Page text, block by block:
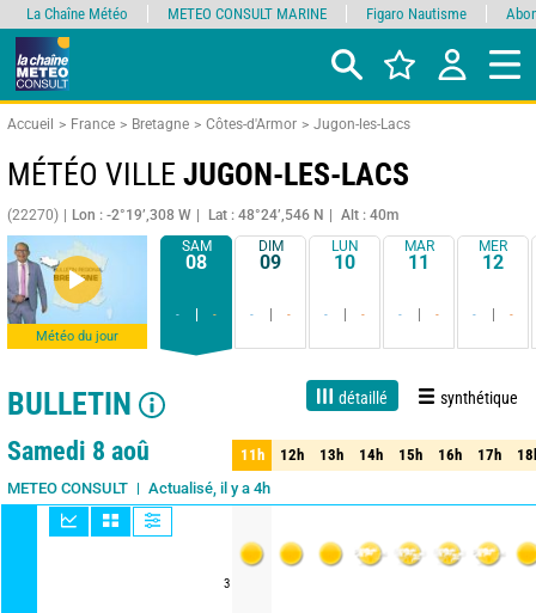
Accueil France Bretagne Côtes-d'Armor Jugon-les-Lacs
MÉTÉO VILLE JUGON-LES-LACS
(22270) Lon : -2°19’,308 W Lat : 48°24’,546 N Alt : 40m
Météo du jour
SAM
08
- -
DIM
09
- -
LUN
10
- -
MAR
11
- -
MER
12
- -
BULLETIN détaillé synthétique
Live 1 jour 3 jours 15 jours Fiabilité 80%
Samedi 8 aoû
METEO CONSULT Actualisé, il y a 4h
3
11h 12h 13h 14h 15h 16h 17h
11h 12h 13h 14h 15h 16h 17h
La Chaîne Météo METEO CONSULT MARINE Figaro Nautisme